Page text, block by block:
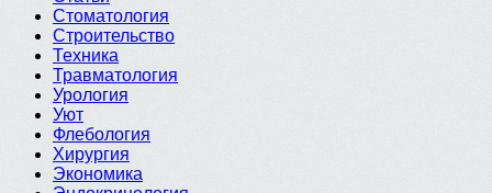
Стоматология
Строительство
Техника
Травматология
Урология
Уют
Флебология
Хирургия
Экономика